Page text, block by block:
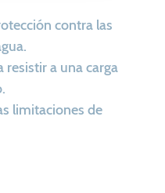
contra las
resistir a una carga
limitaciones de